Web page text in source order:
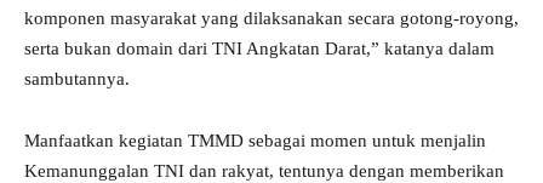
komponen masyarakat yang dilaksanakan secara gotong-royong,
serta bukan domain dari TNI Angkatan Darat,” katanya dalam
sambutannya.
Manfaatkan kegiatan TMMD sebagai momen untuk menjalin
Kemanunggalan TNI dan rakyat, tentunya dengan memberikan